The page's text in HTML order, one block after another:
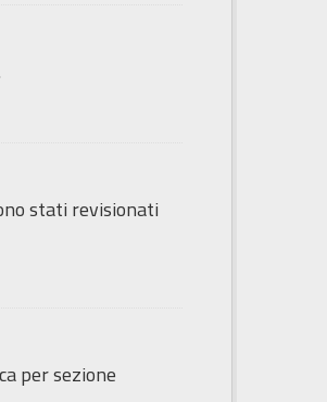
stati revisionati
per sezione